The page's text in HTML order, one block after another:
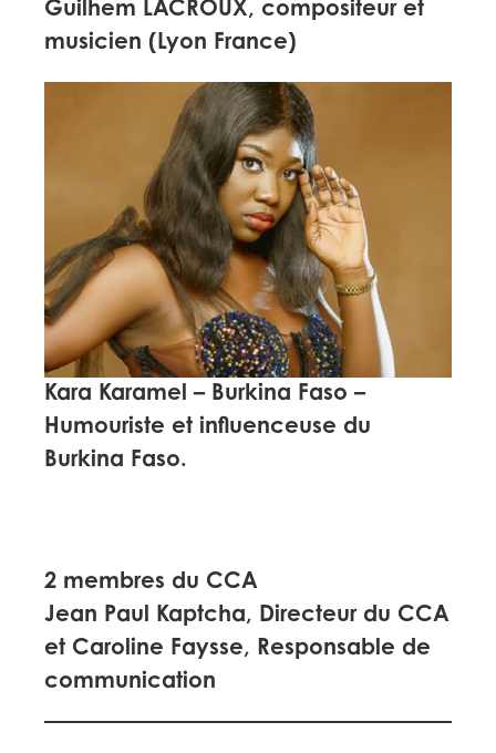
Guilhem LACROUX, compositeur et
musicien (Lyon France)
Kara Karamel – Burkina Faso –
Humouriste et influenceuse du
Burkina Faso.
2 membres du CCA
Jean Paul Kaptcha, Directeur du CCA
et Caroline Faysse, Responsable de
communication